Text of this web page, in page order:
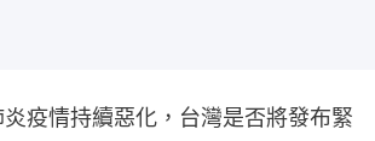
疫情持續惡化，台灣是否將發布緊